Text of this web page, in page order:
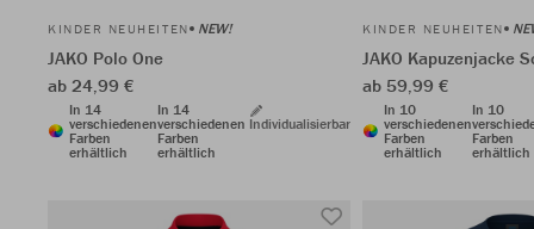
KINDER NEUHEITEN NEW!
JAKO Polo One
ab 24,99 €
In 14
verschiedenen
Farben
erhältlich
In 14
verschiedenen
Farben
erhältlich
Individualisierbar
KINDER NEUHEITEN
JAKO Kapuzenjacke
ab 59,99 €
In 10
verschiedenen
Farben
erhältlich
In 10
Farben
erhältlich